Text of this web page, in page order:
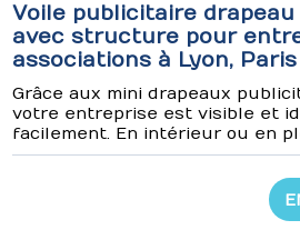
Voile publicitaire
avec structure pour
associations à Lyon,
Grâce aux mini drapeaux
votre entreprise est visible et
facilement. En intérieur ou en